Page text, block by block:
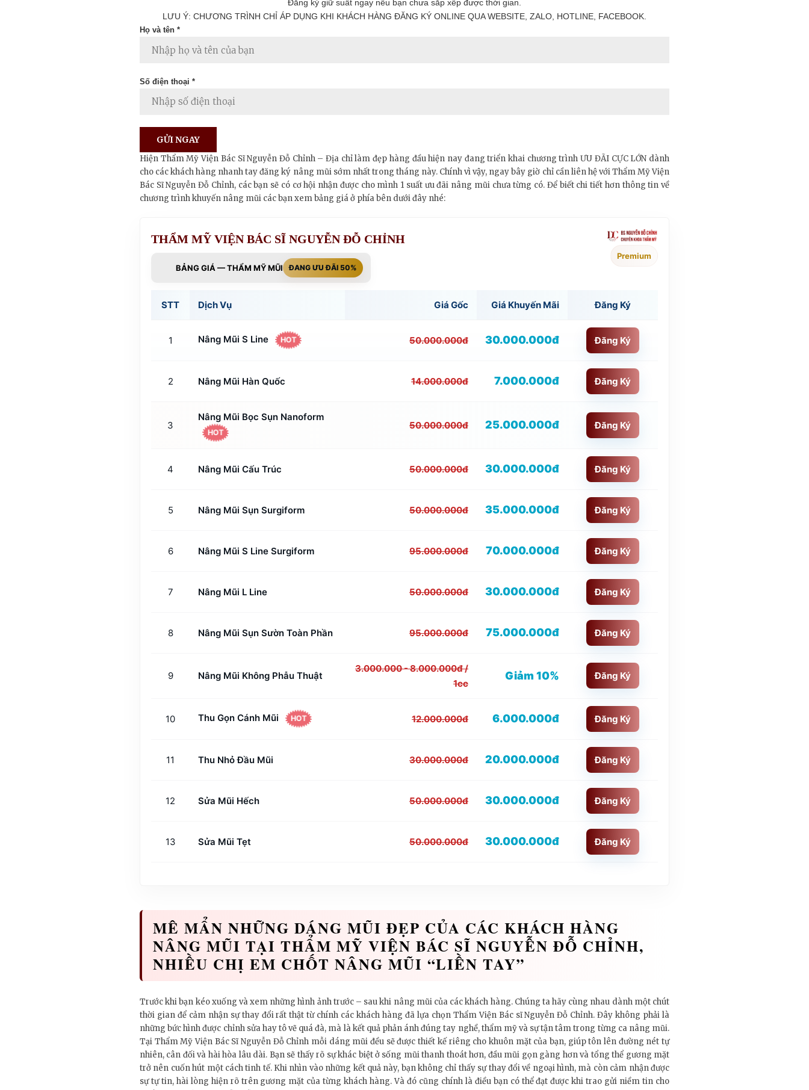
Đăng ký giữ suất ngay nếu bạn chưa sắp xếp được thời gian.
LƯU Ý: CHƯƠNG TRÌNH CHỈ ÁP DỤNG KHI KHÁCH HÀNG ĐĂNG KÝ ONLINE QUA WEBSITE, ZALO, HOTLINE, FACEBOOK.
Họ và tên *
Số điện thoại *
Hiện Thẩm Mỹ Viện Bác Sĩ Nguyễn Đỗ Chỉnh – Địa chỉ làm đẹp hàng đầu hiện nay đang triển khai chương trình ƯU ĐÃI CỰC LỚN dành
cho các khách hàng nhanh tay đăng ký nâng mũi sớm nhất trong tháng này. Chính vì vậy, ngay bây giờ chỉ cần liên hệ với Thẩm Mỹ Viện
Bác Sĩ Nguyễn Đỗ Chỉnh, các bạn sẽ có cơ hội nhận được cho mình 1 suất ưu đãi nâng mũi chưa từng có. Để biết chi tiết hơn thông tin về
chương trình khuyến nâng mũi các bạn xem bảng giá ở phía bên dưới đây nhé:
THẨM MỸ VIỆN BÁC SĨ NGUYỄN ĐỖ CHỈNH
BẢNG GIÁ — THẨM MỸ MŨI ĐANG ƯU ĐÃI 50%
Premium
STT Dịch Vụ Giá Gốc Giá Khuyến Mãi Đăng Ký
1 Nâng Mũi S Line HOT 50.000.000đ 30.000.000đ Đăng Ký
2 Nâng Mũi Hàn Quốc 14.000.000đ 7.000.000đ Đăng Ký
3
Nâng Mũi Bọc Sụn Nanoform
HOT
50.000.000đ 25.000.000đ Đăng Ký
4 Nâng Mũi Cấu Trúc 50.000.000đ 30.000.000đ Đăng Ký
5 Nâng Mũi Sụn Surgiform 50.000.000đ 35.000.000đ Đăng Ký
6 Nâng Mũi S Line Surgiform 95.000.000đ 70.000.000đ Đăng Ký
7 Nâng Mũi L Line 50.000.000đ 30.000.000đ Đăng Ký
8 Nâng Mũi Sụn Sườn Toàn Phần 95.000.000đ 75.000.000đ Đăng Ký
9 Nâng Mũi Không Phẫu Thuật
3.000.000 - 8.000.000đ /
1cc
Giảm 10% Đăng Ký
10 Thu Gọn Cánh Mũi HOT 12.000.000đ 6.000.000đ Đăng Ký
11 Thu Nhỏ Đầu Mũi 30.000.000đ 20.000.000đ Đăng Ký
12 Sửa Mũi Hếch 50.000.000đ 30.000.000đ Đăng Ký
13 Sửa Mũi Tẹt 50.000.000đ 30.000.000đ Đăng Ký
MÊ MẨN NHỮNG DÁNG MŨI ĐẸP CỦA CÁC KHÁCH HÀNG
NÂNG MŨI TẠI THẨM MỸ VIỆN BÁC SĨ NGUYỄN ĐỖ CHỈNH,
NHIỀU CHỊ EM CHỐT NÂNG MŨI “LIỀN TAY”
Trước khi bạn kéo xuống và xem những hình ảnh trước – sau khi nâng mũi của các khách hàng. Chúng ta hãy cùng nhau dành một chút
thời gian để cảm nhận sự thay đổi rất thật từ chính các khách hàng đã lựa chọn Thẩm Viện Bác sĩ Nguyễn Đỗ Chỉnh. Đây không phải là
những bức hình được chỉnh sửa hay tô vẽ quá đà, mà là kết quả phản ánh đúng tay nghề, thẩm mỹ và sự tận tâm trong từng ca nâng mũi.
Tại Thẩm Mỹ Viện Bác Sĩ Nguyễn Đỗ Chỉnh mỗi dáng mũi đều sẽ được thiết kế riêng cho khuôn mặt của bạn, giúp tôn lên đường nét tự
nhiên, cân đối và hài hòa lâu dài. Bạn sẽ thấy rõ sự khác biệt ở sống mũi thanh thoát hơn, đầu mũi gọn gàng hơn và tổng thể gương mặt
trở nên cuốn hút một cách tinh tế. Khi nhìn vào những kết quả này, bạn không chỉ thấy sự thay đổi về ngoại hình, mà còn cảm nhận được
sự tự tin, hài lòng hiện rõ trên gương mặt của từng khách hàng. Và đó cũng chính là điều bạn có thể đạt được khi trao gửi niềm tin cho